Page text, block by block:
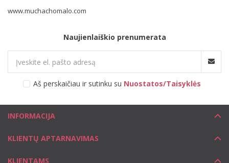
www.muchachomalo.com
Naujienlaiškio prenumerata
Aš perskaičiau ir sutinku su Nuostatos/Taisyklės
INFORMACIJA
KLIENTŲ APTARNAVIMAS
KLIENTAMS